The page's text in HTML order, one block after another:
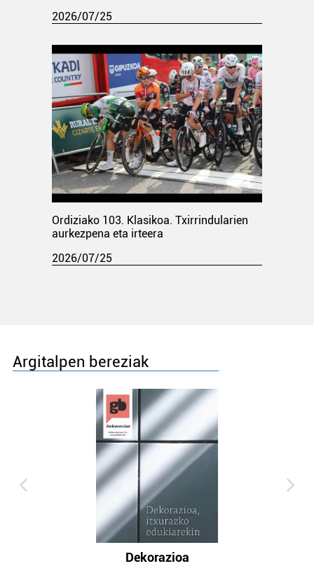
2026/07/25
Ordiziako 103. Klasikoa. Txirrindularien
aurkezpena eta irteera
2026/07/25
Argitalpen bereziak
Dekorazioa